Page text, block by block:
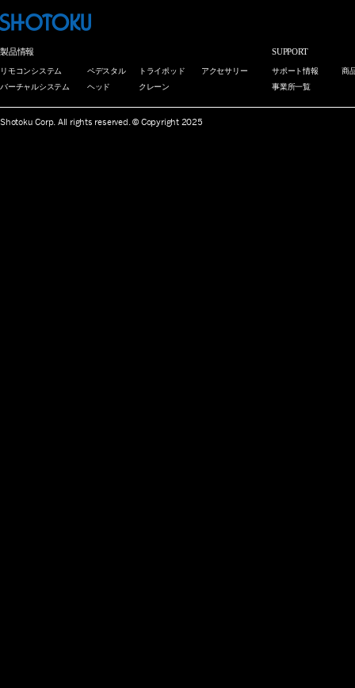
製品情報
リモコンシステム
バーチャルシステム
ペデスタル
ヘッド
トライポッド
クレーン
アクセサリー
SUPPORT
サポート情報
事業所一覧
商
Shotoku Corp. All rights reserved. © Copyright 2025